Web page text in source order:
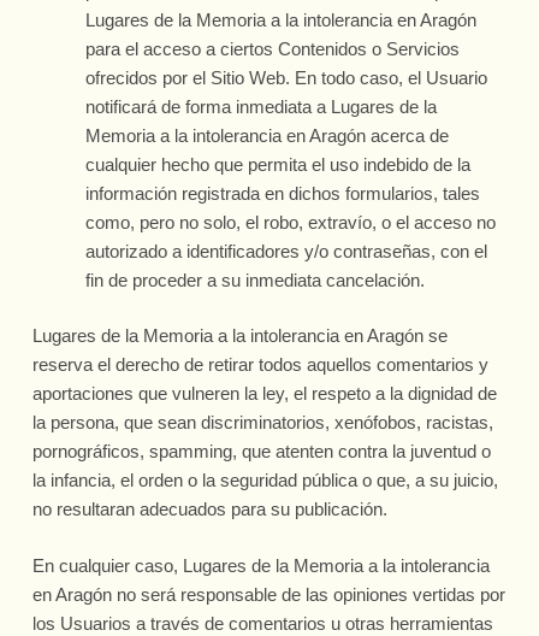
Lugares de la Memoria a la intolerancia en Aragón
para el acceso a ciertos Contenidos o Servicios
ofrecidos por el Sitio Web. En todo caso, el Usuario
notificará de forma inmediata a Lugares de la
Memoria a la intolerancia en Aragón acerca de
cualquier hecho que permita el uso indebido de la
información registrada en dichos formularios, tales
como, pero no solo, el robo, extravío, o el acceso no
autorizado a identificadores y/o contraseñas, con el
fin de proceder a su inmediata cancelación.
Lugares de la Memoria a la intolerancia en Aragón se
reserva el derecho de retirar todos aquellos comentarios y
aportaciones que vulneren la ley, el respeto a la dignidad de
la persona, que sean discriminatorios, xenófobos, racistas,
pornográficos, spamming, que atenten contra la juventud o
la infancia, el orden o la seguridad pública o que, a su juicio,
no resultaran adecuados para su publicación.
En cualquier caso, Lugares de la Memoria a la intolerancia
en Aragón no será responsable de las opiniones vertidas por
los Usuarios a través de comentarios u otras herramientas